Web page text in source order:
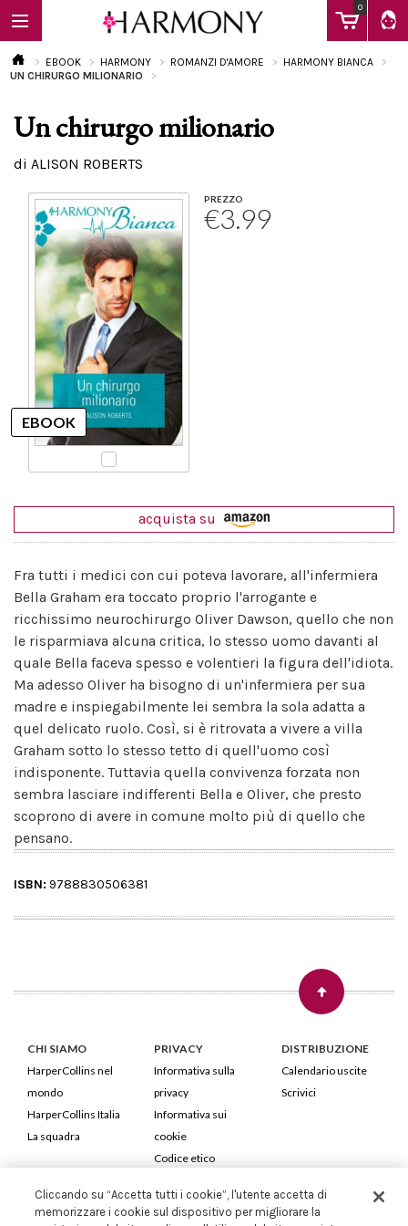
0
EBOOK
Calendario
EBOOK HARMONY ROMANZI D'AMORE
HARMONY BIANCA
UN CHIRURGO MILIONARIO
Un chirurgo milionario
di ALISON ROBERTS
PREZZO
€3.99
acquista su
Fra tutti i medici con cui poteva lavorare, all'infermiera
Bella Graham era toccato proprio l'arrogante e
ricchissimo neurochirurgo Oliver Dawson, quello che non
le risparmiava alcuna critica, lo stesso uomo davanti al
quale Bella faceva spesso e volentieri la figura dell'idiota.
Ma adesso Oliver ha bisogno di un'infermiera per sua
madre e inspiegabilmente lei sembra la sola adatta a
quel delicato ruolo. Così, si è ritrovata a vivere a villa
Graham sotto lo stesso tetto di quell'uomo così
indisponente. Tuttavia quella convivenza forzata non
sembra lasciare indifferenti Bella e Oliver, che presto
scoprono di avere in comune molto più di quello che
pensano.
ISBN: 9788830506381
CHI SIAMO
HarperCollins nel
mondo
HarperCollins Italia
La squadra
PRIVACY
Informativa sulla
privacy
Informativa sui
cookie
Codice etico
DISTRIBUZIONE
Calendario uscite
Scrivici
HarperCollins Italia S.p.A. Viale Monte Nero, 84 - 20135 Milano
Cliccando su “Accetta tutti i cookie”, l'utente accetta di
memorizzare i cookie sul dispositivo per migliorare la